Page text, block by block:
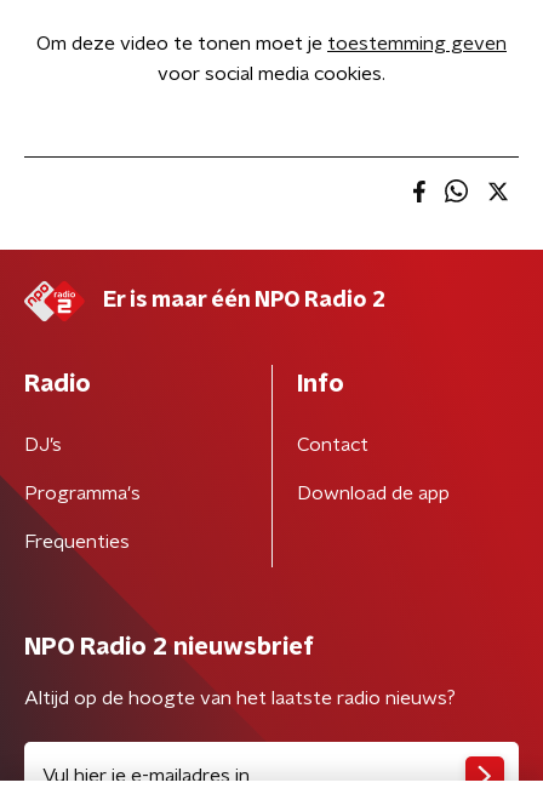
Om deze video te tonen moet je toestemming geven
voor social media cookies.
Er is maar één NPO Radio 2
Radio
DJ’s
Programma's
Frequenties
Info
Contact
Download de app
NPO Radio 2 nieuwsbrief
Altijd op de hoogte van het laatste radio nieuws?